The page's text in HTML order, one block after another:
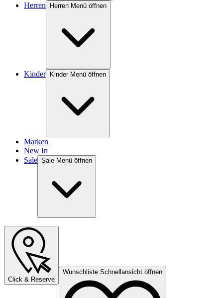
Herren Herren Menü öffnen
Kinder Kinder Menü öffnen
Marken
New In
Sale Sale Menü öffnen
Click & Reserve
Wunschliste Schnellansicht öffnen